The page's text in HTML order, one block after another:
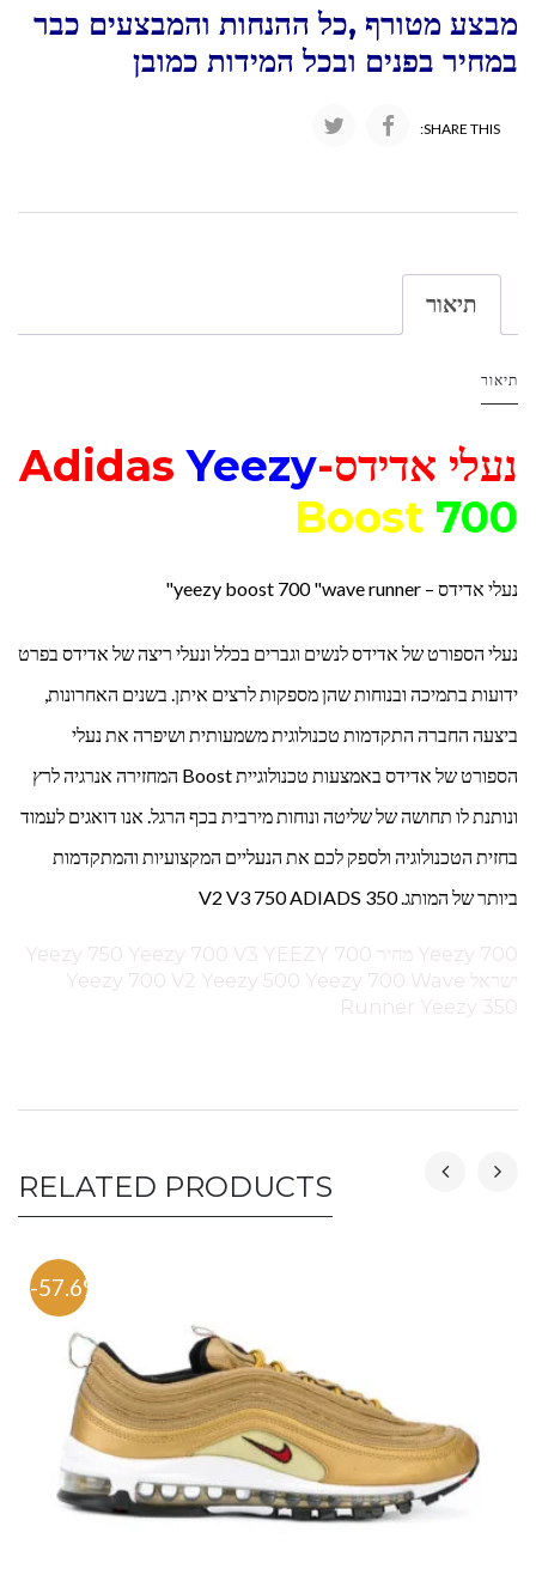
מבצע מטורף ,כל ההנחות והמבצעים כבר
במחיר בפנים ובכל המידות כמובן
SHARE THIS:
תיאור
תיאור
נעלי אדידס-AdidasYeezy
Boost 700
נעלי אדידס – yeezy boost 700 "wave runner"
נעלי הספורט של אדידס לנשים וגברים בכלל ונעלי ריצה של אדידס בפרט
ידועות בתמיכה ובנוחות שהן מספקות לרצים איתן. בשנים האחרונות,
ביצעה החברה התקדמות טכנולוגית משמעותית ושיפרה את נעלי
הספורט של אדידס באמצעות טכנולוגיית Boost המחזירה אנרגיה לרץ
ונותנת לו תחושה של שליטה ונוחות מירבית בכף הרגל. אנו דואגים לעמוד
בחזית הטכנולוגיה ולספק לכם את הנעליים המקצועיות והמתקדמות
ביותר של המותג. V2 V3 750 ADIADS 350
Yeezy 700 מחיר Yeezy 750 Yeezy 700 V3 YEEZY 700
ישראל Yeezy 700 V2 Yeezy 500 Yeezy 700 Wave
Runner Yeezy 350
RELATED PRODUCTS
-57.6%